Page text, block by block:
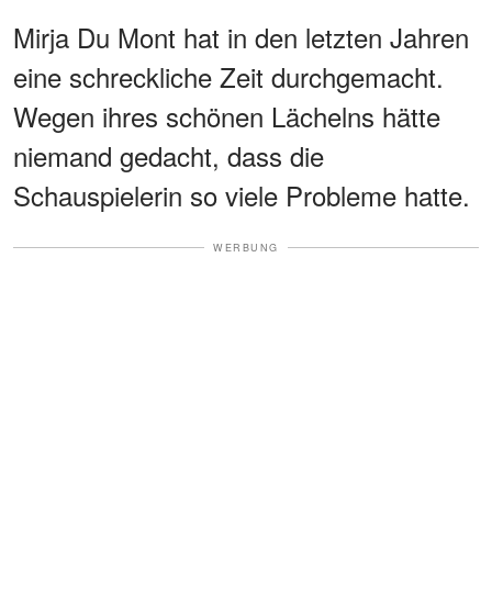
Mirja Du Mont hat in den letzten Jahren
eine schreckliche Zeit durchgemacht.
Wegen ihres schönen Lächelns hätte
niemand gedacht, dass die
Schauspielerin so viele Probleme hatte.
WERBUNG